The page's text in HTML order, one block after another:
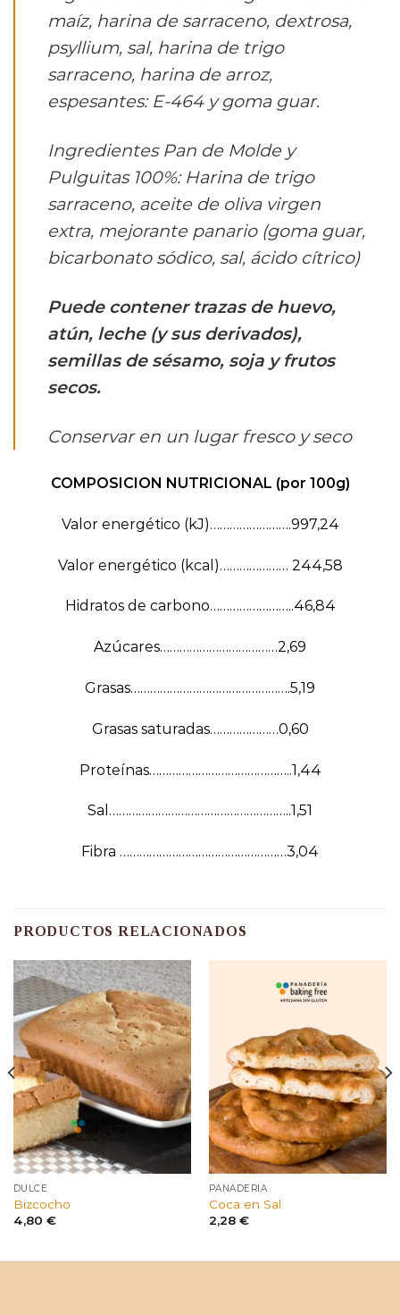
maíz, harina de sarraceno, dextrosa,
psyllium, sal, harina de trigo
sarraceno, harina de arroz,
espesantes: E-464 y goma guar.
Ingredientes Pan de Molde y
Pulguitas 100%: Harina de trigo
sarraceno, aceite de oliva virgen
extra, mejorante panario (goma guar,
bicarbonato sódico, sal, ácido cítrico)
Puede contener trazas de huevo,
atún, leche (y sus derivados),
semillas de sésamo, soja y frutos
secos.
Conservar en un lugar fresco y seco
COMPOSICION NUTRICIONAL (por 100g)
Valor energético (kJ)…………………….997,24
Valor energético (kcal)………………… 244,58
Hidratos de carbono……………………..46,84
Azúcares………………………………2,69
Grasas………………………………………….5,19
Grasas saturadas…………………0,60
Proteínas……………………………………..1,44
Sal………………………………………………..1,51
Fibra ……………………………………………3,04
PRODUCTOS RELACIONADOS
DULCE
Bizcocho
4,80 €
PANADERÍA
Coca en Sal
2,28 €